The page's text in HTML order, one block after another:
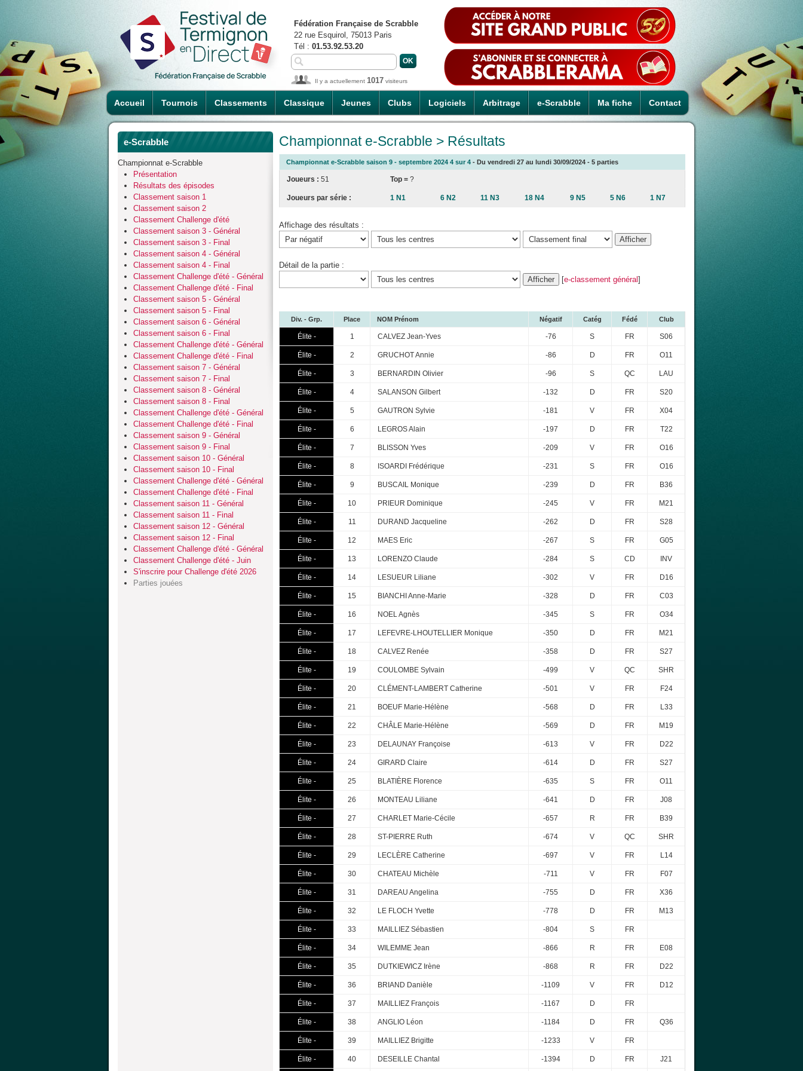
Accueil Tournois Classements Classique Jeunes Clubs Logiciels Arbitrage e-Scrabble Ma fiche Contact
Fédération Française de Scrabble
22 rue Esquirol, 75013 Paris
Tél : 01.53.92.53.20
Il y a actuellement 1017 visiteurs
e-Scrabble
Championnat e-Scrabble
Présentation
Résultats des épisodes
Classement saison 1
Classement saison 2
Classement Challenge d'été
Classement saison 3 - Général
Classement saison 3 - Final
Classement saison 4 - Général
Classement saison 4 - Final
Classement Challenge d'été - Général
Classement Challenge d'été - Final
Classement saison 5 - Général
Classement saison 5 - Final
Classement saison 6 - Général
Classement saison 6 - Final
Classement Challenge d'été - Général
Classement Challenge d'été - Final
Classement saison 7 - Général
Classement saison 7 - Final
Classement saison 8 - Général
Classement saison 8 - Final
Classement Challenge d'été - Général
Classement Challenge d'été - Final
Classement saison 9 - Général
Classement saison 9 - Final
Classement saison 10 - Général
Classement saison 10 - Final
Classement Challenge d'été - Général
Classement Challenge d'été - Final
Classement saison 11 - Général
Classement saison 11 - Final
Classement saison 12 - Général
Classement saison 12 - Final
Classement Challenge d'été - Général
Classement Challenge d'été - Juin
S'inscrire pour Challenge d'été 2026
Parties jouées
Championnat e-Scrabble > Résultats
Championnat e-Scrabble saison 9 - septembre 2024 4 sur 4 - Du vendredi 27 au lundi 30/09/2024 - 5 parties
Joueurs : 51 Top = ?
Joueurs par série : 1 N1 6 N2 11 N3 18 N4 9 N5 5 N6 1 N7
Affichage des résultats :
Détail de la partie :
[e-classement général]
Div. - Grp. Place NOM Prénom Négatif Catég Fédé Club
Élite - 1 CALVEZ Jean-Yves -76 S FR S06
Élite - 2 GRUCHOT Annie -86 D FR O11
Élite - 3 BERNARDIN Olivier -96 S QC LAU
Élite - 4 SALANSON Gilbert -132 D FR S20
Élite - 5 GAUTRON Sylvie -181 V FR X04
Élite - 6 LEGROS Alain -197 D FR T22
Élite - 7 BLISSON Yves -209 V FR O16
Élite - 8 ISOARDI Frédérique -231 S FR O16
Élite - 9 BUSCAIL Monique -239 D FR B36
Élite - 10 PRIEUR Dominique -245 V FR M21
Élite - 11 DURAND Jacqueline -262 D FR S28
Élite - 12 MAES Eric -267 S FR G05
Élite - 13 LORENZO Claude -284 S CD INV
Élite - 14 LESUEUR Liliane -302 V FR D16
Élite - 15 BIANCHI Anne-Marie -328 D FR C03
Élite - 16 NOEL Agnès -345 S FR O34
Élite - 17 LEFEVRE-LHOUTELLIER Monique -350 D FR M21
Élite - 18 CALVEZ Renée -358 D FR S27
Élite - 19 COULOMBE Sylvain -499 V QC SHR
Élite - 20 CLÉMENT-LAMBERT Catherine -501 V FR F24
Élite - 21 BOEUF Marie-Hélène -568 D FR L33
Élite - 22 CHÂLE Marie-Hélène -569 D FR M19
Élite - 23 DELAUNAY Françoise -613 V FR D22
Élite - 24 GIRARD Claire -614 D FR S27
Élite - 25 BLATIÈRE Florence -635 S FR O11
Élite - 26 MONTEAU Liliane -641 D FR J08
Élite - 27 CHARLET Marie-Cécile -657 R FR B39
Élite - 28 ST-PIERRE Ruth -674 V QC SHR
Élite - 29 LECLÈRE Catherine -697 V FR L14
Élite - 30 CHATEAU Michèle -711 V FR F07
Élite - 31 DAREAU Angelina -755 D FR X36
Élite - 32 LE FLOCH Yvette -778 D FR M13
Élite - 33 MAILLIEZ Sébastien -804 S FR
Élite - 34 WILEMME Jean -866 R FR E08
Élite - 35 DUTKIEWICZ Irène -868 R FR D22
Élite - 36 BRIAND Danièle -1109 V FR D12
Élite - 37 MAILLIEZ François -1167 D FR
Élite - 38 ANGLIO Léon -1184 D FR Q36
Élite - 39 MAILLIEZ Brigitte -1233 V FR
Élite - 40 DESEILLE Chantal -1394 D FR J21